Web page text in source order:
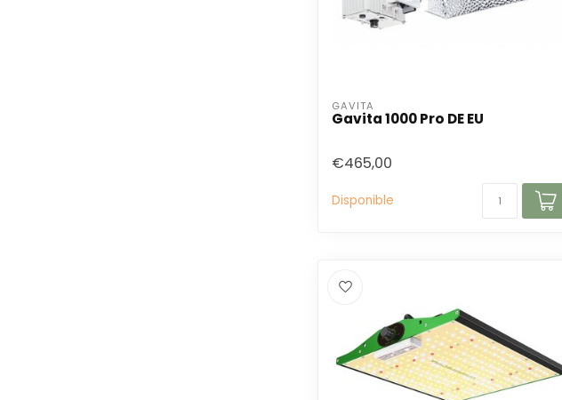
GAVITA
Gavita 1000 Pro DE EU
€465,00
Disponible